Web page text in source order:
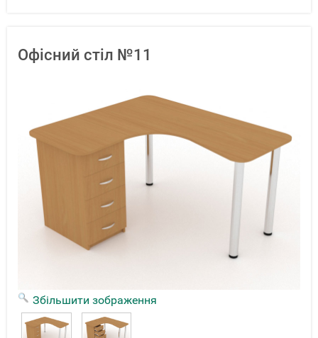
Офісний стіл №11
Збільшити зображення